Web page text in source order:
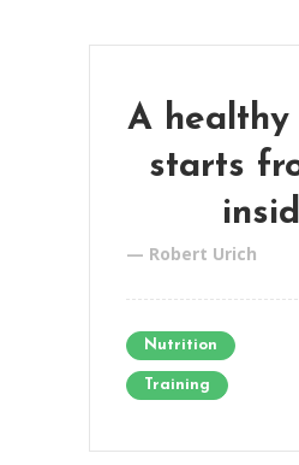
A healthy
starts
— Robert Urich
Nutrition
Training